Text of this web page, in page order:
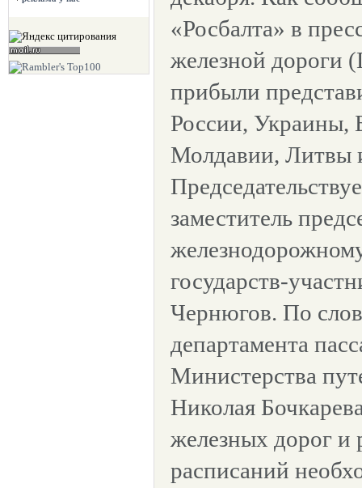
«Росбалта» в
железной дороги
прибыли
России, Украины,
Молдавии, Литвы
заместитель
государств-
Чернюгов. По
департамента
Министерства
Николая
железных дорог и
расписаний